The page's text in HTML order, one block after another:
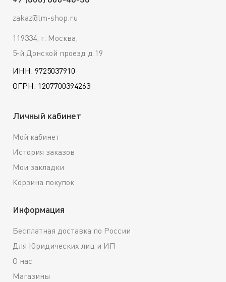
zakaz@lm-shop.ru
119334, г. Москва,
5-й Донской проезд д.19
ИНН: 9725037910
ОГРН: 1207700394263
Личный кабинет
Мой кабинет
История заказов
Мои закладки
Корзина покупок
Информация
Бесплатная доставка по России
Для Юридических лиц и ИП
О нас
Магазины